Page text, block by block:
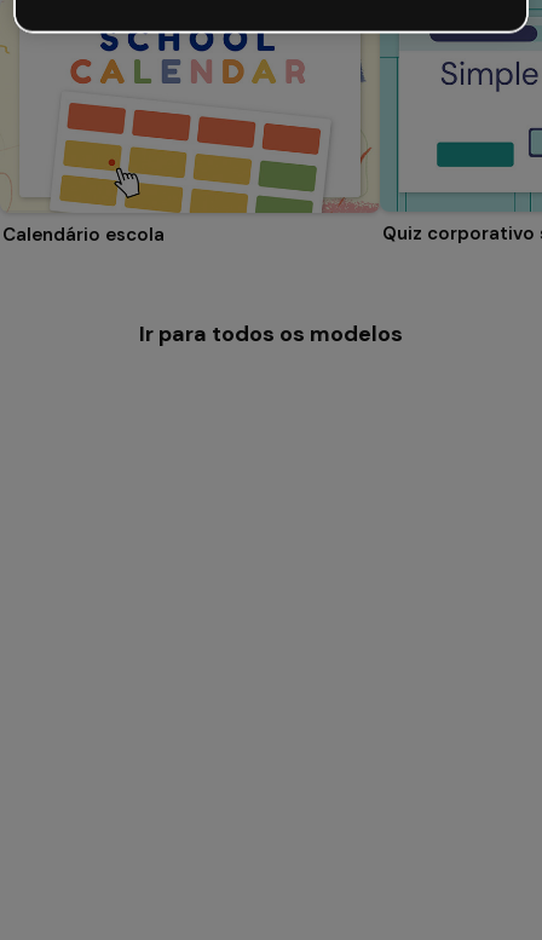
Calendário escola Quiz corporativo
Ir para todos os modelos